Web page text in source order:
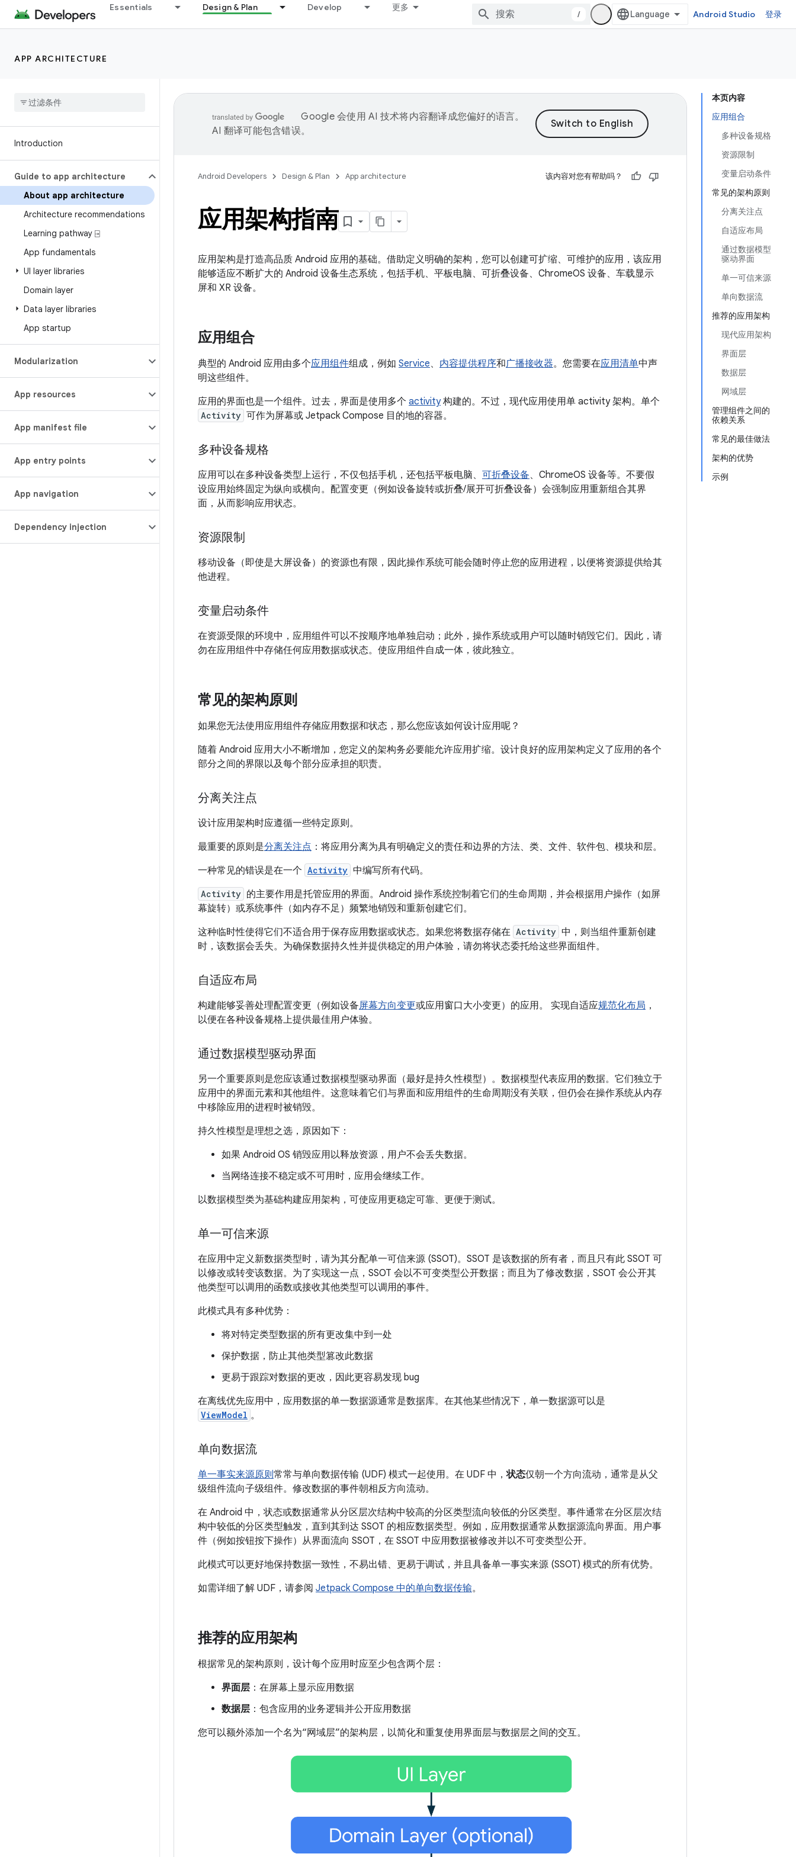
Essentials Design & Plan Develop 更多
/ Android Studio 登录
APP ARCHITECTURE
Introduction
Guide to app architecture
About app architecture
Architecture recommendations
Learning pathway ⍈
App fundamentals
UI layer libraries
Domain layer
Data layer libraries
App startup
Modularization
App resources
App manifest file
App entry points
App navigation
Dependency injection
本页内容
应用组合
多种设备规格
资源限制
变量启动条件
常见的架构原则
分离关注点
自适应布局
通过数据模型
驱动界面
单一可信来源
单向数据流
推荐的应用架构
现代应用架构
界面层
数据层
网域层
管理组件之间的
依赖关系
常见的最佳做法
架构的优势
示例
Google 会使用 AI 技术将内容翻译成您偏好的语言。
AI 翻译可能包含错误。
Android Developers Design & Plan App architecture 该内容对您有帮助吗？
应用架构指南
应用架构是打造高品质 Android 应用的基础。借助定义明确的架构，您可以创建可扩缩、可维护的应用，该应用
能够适应不断扩大的 Android 设备生态系统，包括手机、平板电脑、可折叠设备、ChromeOS 设备、车载显示
屏和 XR 设备。
应用组合
典型的 Android 应用由多个应用组件组成，例如 Service、 内容提供程序和广播接收器。您需要在应用清单中声
明这些组件。
应用的界面也是一个组件。过去，界面是使用多个 activity构建的。不过，现代应用使用单 activity 架构。单个
Activity 可作为屏幕或 Jetpack Compose 目的地的容器。
多种设备规格
应用可以在多种设备类型上运行，不仅包括手机，还包括平板电脑、 可折叠设备、ChromeOS 设备等。不要假
设应用始终固定为纵向或横向。配置变更（例如设备旋转或折叠/展开可折叠设备）会强制应用重新组合其界
面，从而影响应用状态。
资源限制
移动设备（即使是大屏设备）的资源也有限，因此操作系统可能会随时停止您的应用进程，以便将资源提供给其
他进程。
变量启动条件
在资源受限的环境中，应用组件可以不按顺序地单独启动；此外，操作系统或用户可以随时销毁它们。因此，请
勿在应用组件中存储任何应用数据或状态。使应用组件自成一体，彼此独立。
常见的架构原则
如果您无法使用应用组件存储应用数据和状态，那么您应该如何设计应用呢？
随着 Android 应用大小不断增加，您定义的架构务必要能允许应用扩缩。设计良好的应用架构定义了应用的各个
部分之间的界限以及每个部分应承担的职责。
分离关注点
设计应用架构时应遵循一些特定原则。
最重要的原则是分离关注点 ：将应用分离为具有明确定义的责任和边界的方法、类、文件、软件包、模块和层。
一种常见的错误是在一个 Activity 中编写所有代码。
Activity 的主要作用是托管应用的界面。Android 操作系统控制着它们的生命周期，并会根据用户操作（如屏
幕旋转）或系统事件（如内存不足）频繁地销毁和重新创建它们。
这种临时性使得它们不适合用于保存应用数据或状态。如果您将数据存储在 Activity 中，则当组件重新创建
时，该数据会丢失。为确保数据持久性并提供稳定的用户体验，请勿将状态委托给这些界面组件。
自适应布局
构建能够妥善处理配置变更（例如设备屏幕方向变更或应用窗口大小变更）的应用。 实现自适应规范化布局 ，
以便在各种设备规格上提供最佳用户体验。
通过数据模型驱动界面
另一个重要原则是您应该通过数据模型驱动界面（最好是持久性模型）。数据模型代表应用的数据。它们独立于
应用中的界面元素和其他组件。这意味着它们与界面和应用组件的生命周期没有关联，但仍会在操作系统从内存
中移除应用的进程时被销毁。
持久性模型是理想之选，原因如下：
如果 Android OS 销毁应用以释放资源，用户不会丢失数据。
当网络连接不稳定或不可用时，应用会继续工作。
以数据模型类为基础构建应用架构，可使应用更稳定可靠、更便于测试。
单一可信来源
在应用中定义新数据类型时，请为其分配单一可信来源 (SSOT)。SSOT 是该数据的所有者 ，而且只有此 SSOT 可
以修改或转变该数据。为了实现这一点，SSOT 会以不可变类型公开数据；而且为了修改数据，SSOT 会公开其
他类型可以调用的函数或接收其他类型可以调用的事件。
此模式具有多种优势：
将对特定类型数据的所有更改集中到一处
保护数据，防止其他类型篡改此数据
更易于跟踪对数据的更改，因此更容易发现 bug
在离线优先应用中，应用数据的单一数据源通常是数据库。在其他某些情况下，单一数据源可以是
ViewModel 。
单向数据流
单一事实来源原则常常与单向数据传输 (UDF) 模式一起使用。在 UDF 中，状态仅朝一个方向流动，通常是从父
级组件流向子级组件。修改数据的事件朝相反方向流动。
在 Android 中，状态或数据通常从分区层次结构中较高的分区类型流向较低的分区类型。事件通常在分区层次结
构中较低的分区类型触发，直到其到达 SSOT 的相应数据类型。例如，应用数据通常从数据源流向界面。用户事
件（例如按钮按下操作）从界面流向 SSOT，在 SSOT 中应用数据被修改并以不可变类型公开。
此模式可以更好地保持数据一致性，不易出错、更易于调试，并且具备单一事实来源 (SSOT) 模式的所有优势。
如需详细了解 UDF，请参阅 Jetpack Compose 中的单向数据传输。
推荐的应用架构
根据常见的架构原则，设计每个应用时应至少包含两个层：
界面层 ：在屏幕上显示应用数据
数据层 ：包含应用的业务逻辑并公开应用数据
您可以额外添加一个名为“网域层”的架构层，以简化和重复使用界面层与数据层之间的交互。